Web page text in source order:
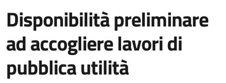
Disponibilità preliminare
ad accogliere lavori di
pubblica utilità